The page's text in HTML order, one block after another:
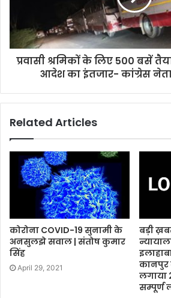
प्रवासी श्रमिकों के लिए 500 बसें
आदेश का इंतजार- कांग्रेस नेता
Related Articles
कोरोना COVID-19 सुनामी के
अनसुलझे सवाल | संतोष कुमार
सिंह
April 29, 2021
बड़ी
कानपुर
लगाया
सम्पूर्ण